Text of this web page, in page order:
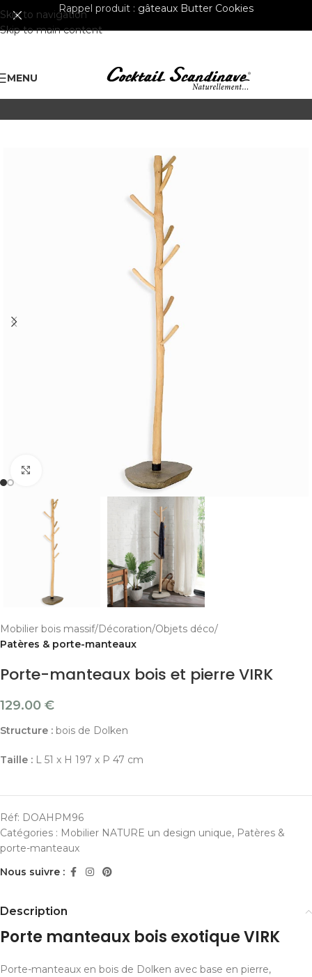
Skip to navigation
Skip to main content
Rappel produit : gâteaux Butter Cookies
MENU
Cliquer pour agrandir
Mobilier bois massif Décoration Objets déco
Patères & porte-manteaux
Porte-manteaux bois et pierre VIRK
129.00 €
Structure : bois de Dolken
Taille : L 51 x H 197 x P 47 cm
Réf: DOAHPM96
Catégories : Mobilier NATURE un design unique, Patères &
porte-manteaux
Nous suivre :
Description
Porte manteaux bois exotique VIRK
Porte-manteaux en bois de Dolken avec base en pierre,